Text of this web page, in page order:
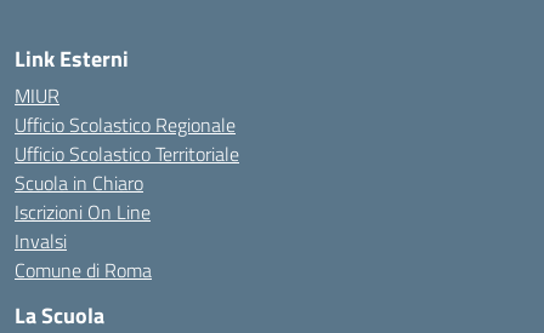
Link Esterni
MIUR
Ufficio Scolastico Regionale
Ufficio Scolastico Territoriale
Scuola in Chiaro
Iscrizioni On Line
Invalsi
Comune di Roma
La Scuola